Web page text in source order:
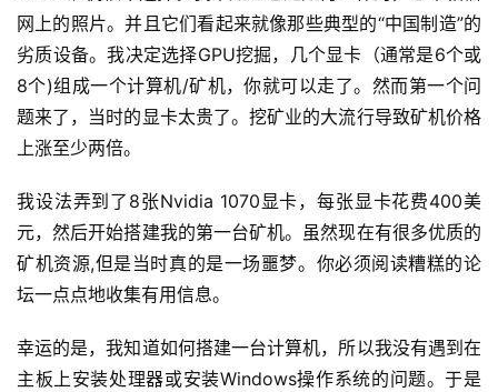
网上的照片。并且它们看起来就像那些典型的“中国制造”的
劣质设备。我决定选择GPU挖掘，几个显卡（通常是6个或
8个)组成一个计算机/矿机，你就可以走了。然而第一个问
题来了，当时的显卡太贵了。挖矿业的大流行导致矿机价格
上涨至少两倍。
我设法弄到了8张Nvidia 1070显卡，每张显卡花费400美
元，然后开始搭建我的第一台矿机。虽然现在有很多优质的
矿机资源,但是当时真的是一场噩梦。你必须阅读糟糕的论
坛一点点地收集有用信息。
幸运的是，我知道如何搭建一台计算机，所以我没有遇到在
主板上安装处理器或安装Windows操作系统的问题。于是